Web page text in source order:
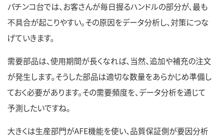
パチンコ台では、お客さんが毎日握るハンドルの部分が、最も
不具合が起こりやすい。その原因をデータ分析し、対策につな
げていきます。
需要部品は、使用期間が長くなれば、当然、追加や補充の注文
が発生します。そうした部品は適切な数量をあらかじめ準備し
ておく必要があります。その需要頻度を、データ分析を通じて
予測したいですね。
大きくは生産部門がAFE機能を使い、品質保証側が要因分析